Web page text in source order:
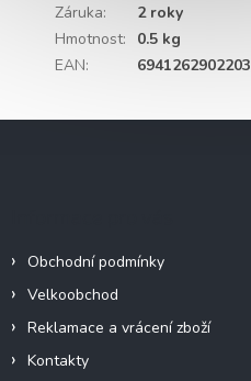
Záruka:
2 roky
Hmotnost:
0.5 kg
EAN: 6941262902203
Obchodní podmínky
Velkoobchod
Reklamace a vrácení zboží
Kontakty